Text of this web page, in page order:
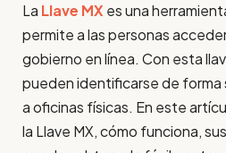
La Llave MX es una
permite a las personas
gobierno en línea. Con esta
pueden identificarse de forma
a oficinas físicas. En este
la Llave MX, cómo funciona,